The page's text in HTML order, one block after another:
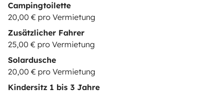
Campingtoilette
20,00 € pro Vermietung
Zusätzlicher Fahrer
25,00 € pro Vermietung
Solardusche
20,00 € pro Vermietung
Kindersitz 1 bis 3 Jahre